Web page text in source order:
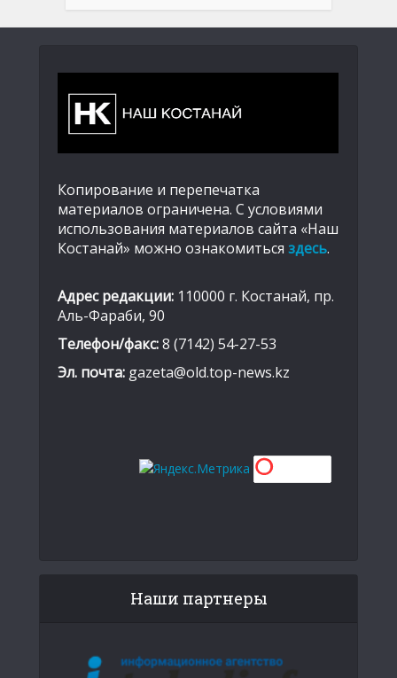
Копирование и перепечатка
материалов ограничена. С условиями
использования материалов сайта «Наш
Костанай» можно ознакомиться здесь.
Адрес редакции: 110000 г. Костанай, пр.
Аль-Фараби, 90
Телефон/факс:8 (7142) 54-27-53
Эл. почта: gazeta@old.top-news.kz
Наши партнеры